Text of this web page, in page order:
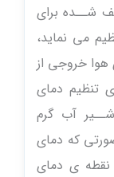
شــده برای
می نماید،
خروجی از
تنظیم دمای
آب گرم
که دمای
نقطه ی دمای